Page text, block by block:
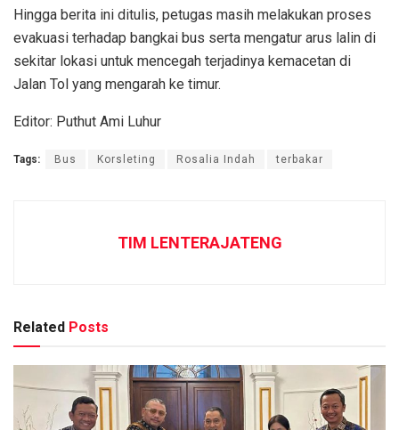
Hingga berita ini ditulis, petugas masih melakukan proses
evakuasi terhadap bangkai bus serta mengatur arus lalin di
sekitar lokasi untuk mencegah terjadinya kemacetan di
Jalan Tol yang mengarah ke timur.
Editor: Puthut Ami Luhur
Tags: Bus Korsleting Rosalia Indah terbakar
TIM LENTERAJATENG
Related Posts